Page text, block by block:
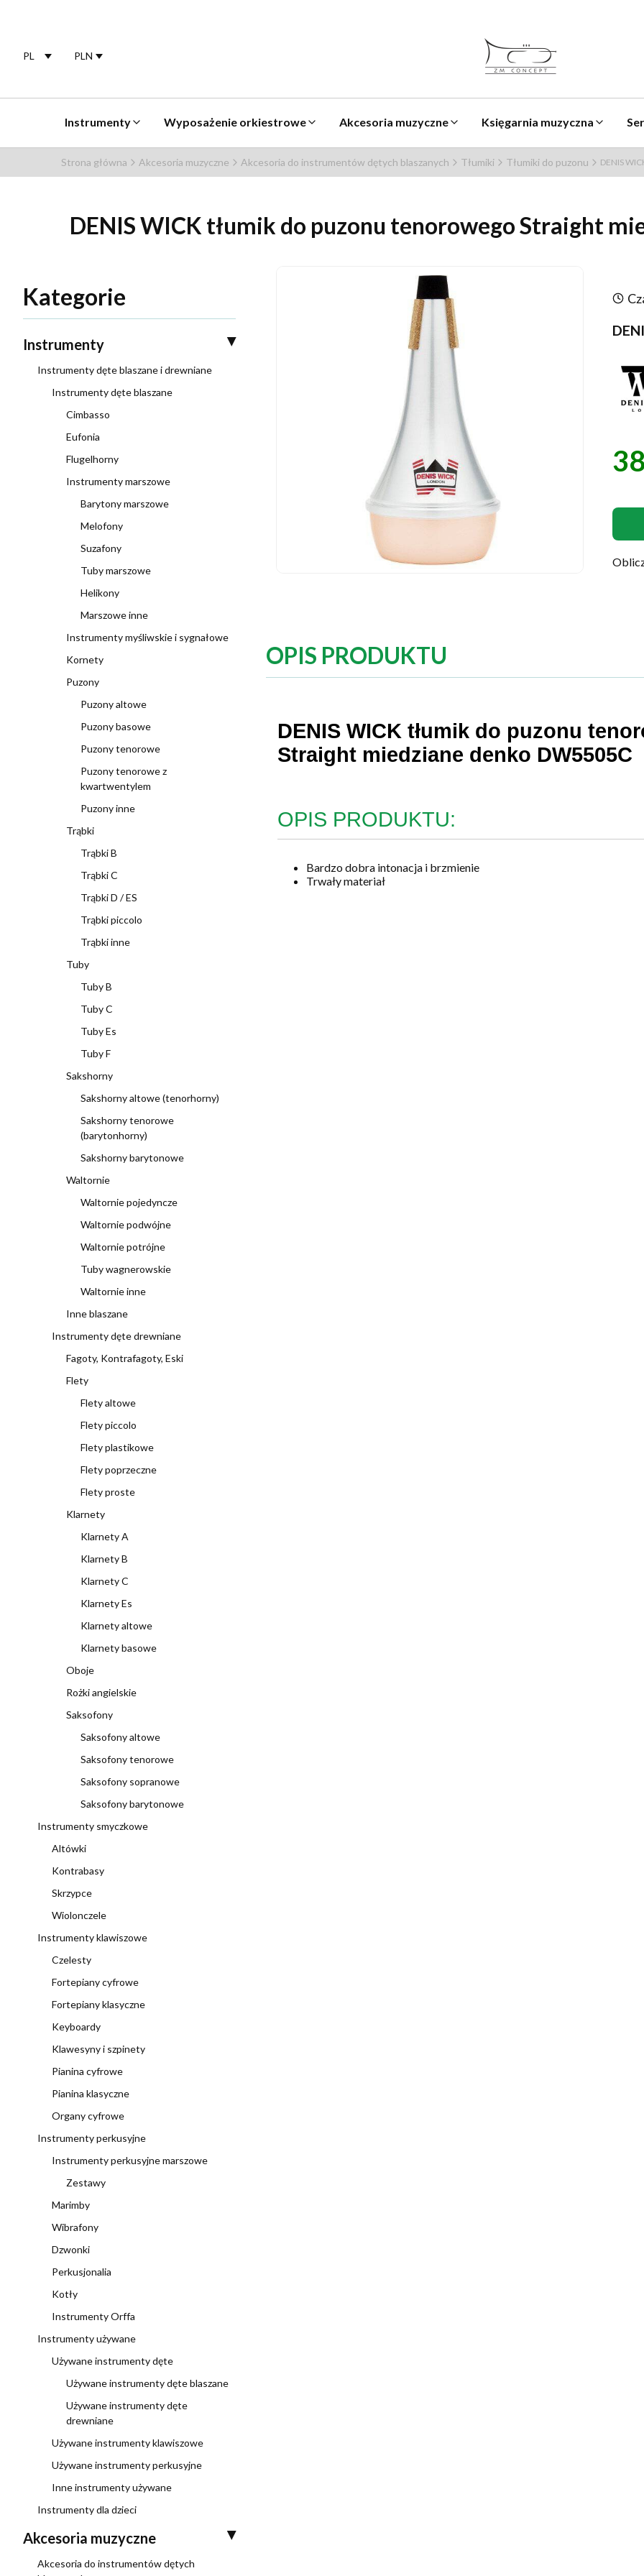
PL PLN
Instrumenty Wyposażenie orkiestrowe Akcesoria muzyczne Księgarnia muzyczna
Strona główna Akcesoria muzyczne Akcesoria do instrumentów dętych blaszanych Tłumiki Tłumiki do puzonu DENIS
DENIS WICK tłumik do puzonu tenorowego Straight
Kategorie
Instrumenty
Instrumenty dęte blaszane i drewniane
Instrumenty dęte blaszane
Cimbasso
Eufonia
Flugelhorny
Instrumenty marszowe
Barytony marszowe
Melofony
Suzafony
Tuby marszowe
Helikony
Marszowe inne
Instrumenty myśliwskie i sygnałowe
Kornety
Puzony
Puzony altowe
Puzony basowe
Puzony tenorowe
Puzony tenorowe z
kwartwentylem
Puzony inne
Trąbki
Trąbki B
Trąbki C
Trąbki D / ES
Trąbki piccolo
Trąbki inne
Tuby
Tuby B
Tuby C
Tuby Es
Tuby F
Sakshorny
Sakshorny altowe (tenorhorny)
Sakshorny tenorowe
(barytonhorny)
Sakshorny barytonowe
Waltornie
Waltornie pojedyncze
Waltornie podwójne
Waltornie potrójne
Tuby wagnerowskie
Waltornie inne
Inne blaszane
Instrumenty dęte drewniane
Fagoty, Kontrafagoty, Eski
Flety
Flety altowe
Flety piccolo
Flety plastikowe
Flety poprzeczne
Flety proste
Klarnety
Klarnety A
Klarnety B
Klarnety C
Klarnety Es
Klarnety altowe
Klarnety basowe
Oboje
Rożki angielskie
Saksofony
Saksofony altowe
Saksofony tenorowe
Saksofony sopranowe
Saksofony barytonowe
Instrumenty smyczkowe
Altówki
Kontrabasy
Skrzypce
Wiolonczele
Instrumenty klawiszowe
Czelesty
Fortepiany cyfrowe
Fortepiany klasyczne
Keyboardy
Klawesyny i szpinety
Pianina cyfrowe
Pianina klasyczne
Organy cyfrowe
Instrumenty perkusyjne
Instrumenty perkusyjne marszowe
Zestawy
Marimby
Wibrafony
Dzwonki
Perkusjonalia
Kotły
Instrumenty Orffa
Instrumenty używane
Używane instrumenty dęte
Używane instrumenty dęte blaszane
Używane instrumenty dęte
drewniane
Używane instrumenty klawiszowe
Używane instrumenty perkusyjne
Inne instrumenty używane
Instrumenty dla dzieci
Akcesoria muzyczne
Akcesoria do instrumentów dętych
Cena
OPIS PRODUKTU
DENIS WICK tłumik do puzonu
Straight miedziane denko DW5505C
OPIS PRODUKTU:
Bardzo dobra intonacja i brzmienie
Trwały materiał